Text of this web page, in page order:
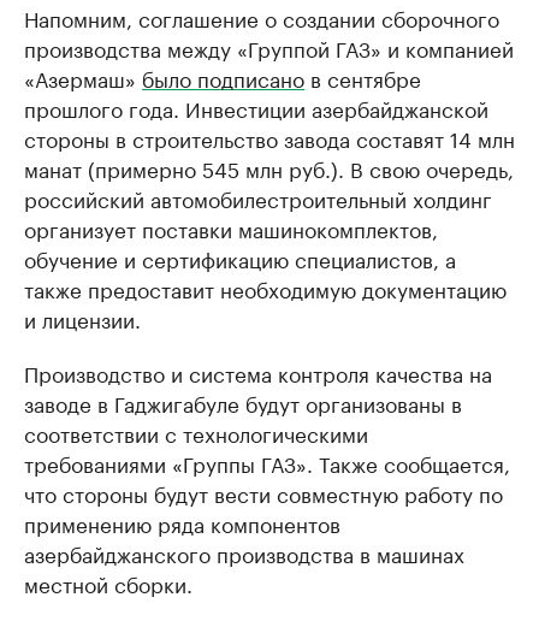
Напомним, соглашение о создании сборочного
производства между «Группой ГАЗ» и компанией
«Азермаш» было подписано в сентябре
прошлого года. Инвестиции азербайджанской
стороны в строительство завода составят 14 млн
манат (примерно 545 млн руб.). В свою очередь,
российский автомобилестроительный холдинг
организует поставки машинокомплектов,
обучение и сертификацию специалистов, а
также предоставит необходимую документацию
и лицензии.
Производство и система контроля качества на
заводе в Гаджигабуле будут организованы в
соответствии с технологическими
требованиями «Группы ГАЗ». Также сообщается,
что стороны будут вести совместную работу по
применению ряда компонентов
азербайджанского производства в машинах
местной сборки.